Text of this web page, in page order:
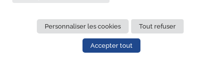
REJOIGNEZ-NOUS-CLIMB UP INVESTISSEMENTS
MENTIONS LÉGALES
CONFIDENTIALITÉ
DROITS RÉSERVÉS
Personnaliser les cookies Tout refuser
Accepter tout